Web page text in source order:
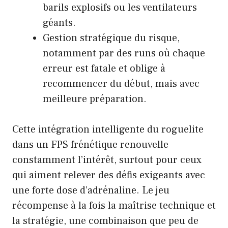
barils explosifs ou les ventilateurs
géants.
Gestion stratégique du risque,
notamment par des runs où chaque
erreur est fatale et oblige à
recommencer du début, mais avec
meilleure préparation.
Cette intégration intelligente du roguelite
dans un FPS frénétique renouvelle
constamment l’intérêt, surtout pour ceux
qui aiment relever des défis exigeants avec
une forte dose d’adrénaline. Le jeu
récompense à la fois la maîtrise technique et
la stratégie, une combinaison que peu de